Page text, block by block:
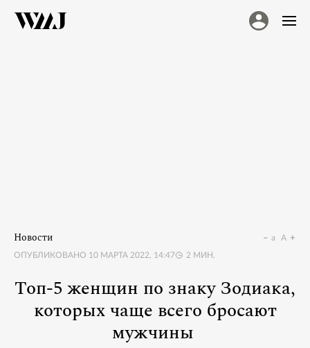
Новости
ОПУБЛИКОВАНО 10 МАРТА 2022, 14:47 2 МИН.
a A
Топ-5 женщин по знаку Зодиака,
которых чаще всего бросают
мужчины